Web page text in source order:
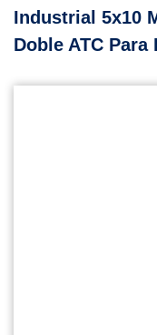
Industrial 5x10
Doble ATC